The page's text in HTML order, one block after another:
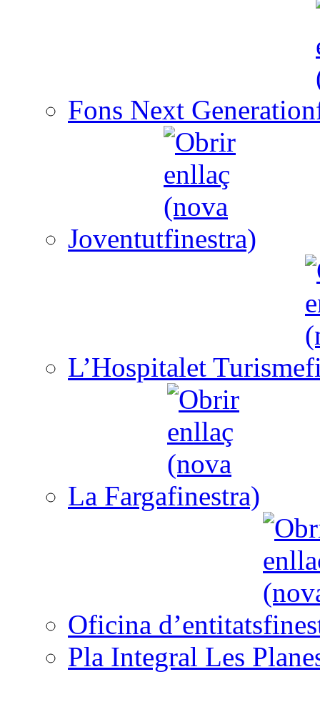
Fons Next Generation
Joventut
L’Hospitalet Turisme
La Farga
Oficina d’entitats
Pla Integral Les